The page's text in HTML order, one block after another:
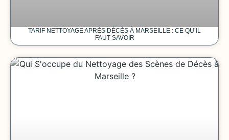
TARIF NETTOYAGE APRÈS DÉCÈS À MARSEILLE : CE QU’IL
FAUT SAVOIR